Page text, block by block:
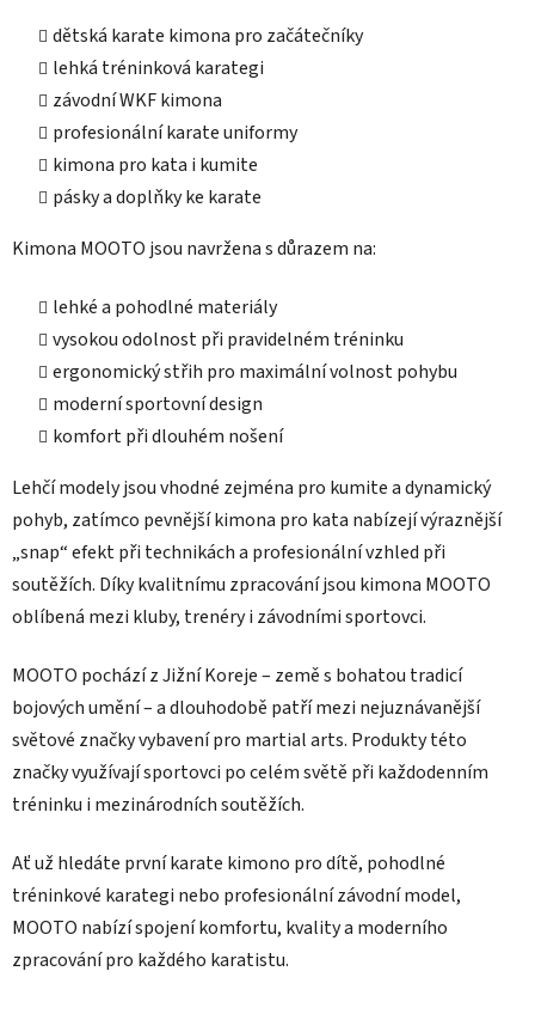
y
p
dětská karate kimona pro začátečníky
lehká tréninková karategi
závodní WKF kimona
profesionální karate uniformy
kimona pro kata i kumite
pásky a doplňky ke karate
Kimona MOOTO jsou navržena s důrazem na:
lehké a pohodlné materiály
vysokou odolnost při pravidelném tréninku
ergonomický střih pro maximální volnost pohybu
moderní sportovní design
komfort při dlouhém nošení
Lehčí modely jsou vhodné zejména pro kumite a dynamický
pohyb, zatímco pevnější kimona pro kata nabízejí výraznější
„snap“ efekt při technikách a profesionální vzhled při
soutěžích. Díky kvalitnímu zpracování jsou kimona MOOTO
oblíbená mezi kluby, trenéry i závodními sportovci.
MOOTO pochází z Jižní Koreje – země s bohatou tradicí
bojových umění – a dlouhodobě patří mezi nejuznávanější
světové značky vybavení pro martial arts. Produkty této
značky využívají sportovci po celém světě při každodenním
tréninku i mezinárodních soutěžích.
Ať už hledáte první karate kimono pro dítě, pohodlné
tréninkové karategi nebo profesionální závodní model,
MOOTO nabízí spojení komfortu, kvality a moderního
zpracování pro každého karatistu.